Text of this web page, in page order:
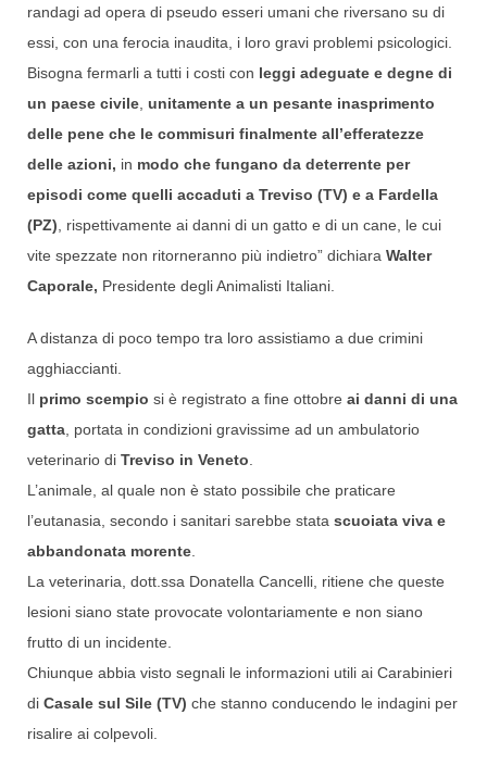
randagi ad opera di pseudo esseri umani che riversano su di
essi, con una ferocia inaudita, i loro gravi problemi psicologici.
Bisogna fermarli a tutti i costi con leggi adeguate e degne di
un paese civile unitamente a un pesante inasprimento
delle pene che le commisuri finalmente all’efferatezze
delle azioni, in modo che fungano da deterrente per
episodi come quelli accaduti a Treviso (TV) e a Fardella
(PZ) , rispettivamente ai danni di un gatto e di un cane, le cui
vite spezzate non ritorneranno più indietro” dichiara Walter
Caporale, Presidente degli Animalisti Italiani.
A distanza di poco tempo tra loro assistiamo a due crimini
agghiaccianti.
Il primo scempio si è registrato a fine ottobre ai danni di una
gatta , portata in condizioni gravissime ad un ambulatorio
veterinario di Treviso in Veneto
L’animale, al quale non è stato possibile che praticare
l’eutanasia, secondo i sanitari sarebbe stata scuoiata viva e
abbandonata morente
La veterinaria, dott.ssa Donatella Cancelli, ritiene che queste
lesioni siano state provocate volontariamente e non siano
frutto di un incidente.
Chiunque abbia visto segnali le informazioni utili ai Carabinieri
di Casale sul Sile (TV) che stanno conducendo le indagini per
risalire ai colpevoli.